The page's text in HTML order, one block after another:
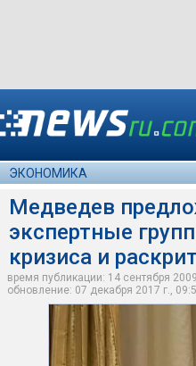
ЭКОНОМИКА
Медведев
экспертные
кризиса и
время публикации: 14 сентября
обновление: 07 декабря 2017 г.,